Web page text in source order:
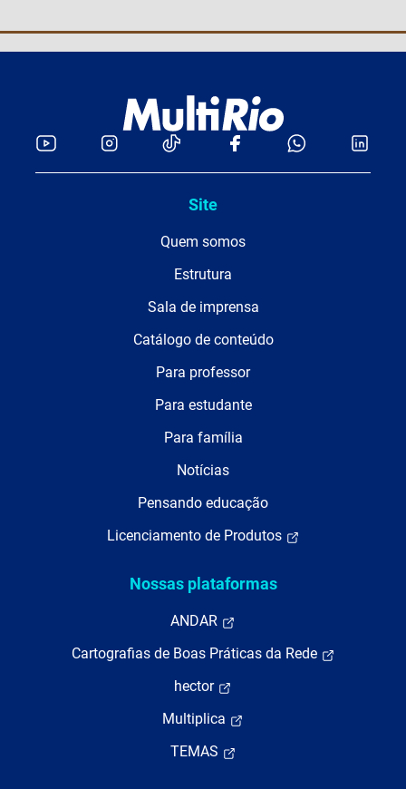
Site
Quem somos
Estrutura
Sala de imprensa
Catálogo de conteúdo
Para professor
Para estudante
Para família
Notícias
Pensando educação
Licenciamento de Produtos
Nossas plataformas
ANDAR
Cartografias de Boas Práticas da Rede
hector
Multiplica
TEMAS